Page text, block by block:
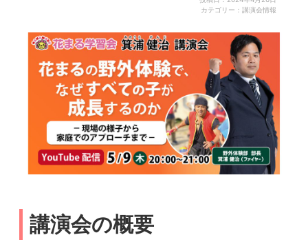
カテゴリー：講演会情報
講演会の概要